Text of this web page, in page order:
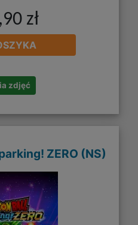
zł
zdjęć
ZERO (NS)